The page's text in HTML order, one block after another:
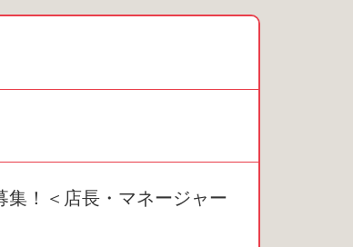
集！＜店長・マネージャー